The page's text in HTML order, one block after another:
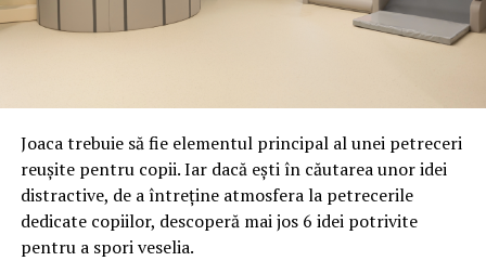
împreună, nu în tensiune una cu cealaltă, pe toată
durata de viață a amenajării, indiferent de câte sezoane
Directoratul Național de Securitate Cibernetică (DNSC)
false până la tentative de furt al datelor personale și
financiare. Instituția recomandă verificarea atentă a
sursei mesajelor și raportarea incidentelor la numărul
unic 1911.
Campaniile identificate în ultimele săptămâni folosesc
Joaca trebuie să fie elementul principal al unei petreceri
reușite pentru copii. Iar dacă ești în căutarea unor idei
distractive, de a întreține atmosfera la petrecerile
dedicate copiilor, descoperă mai jos 6 idei potrivite
pentru a spori veselia.